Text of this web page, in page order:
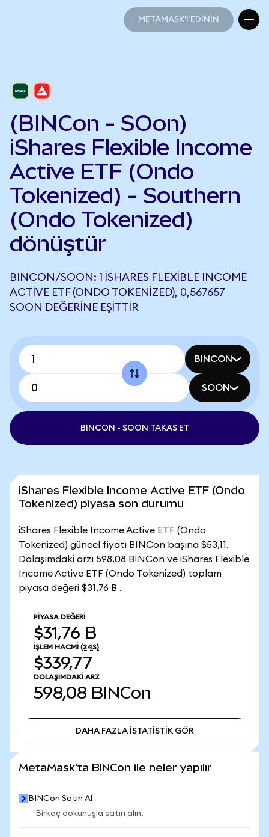
METAMASK'I EDİNİN
(BINCon - SOon)
iShares Flexible Income
Active ETF (Ondo
Tokenized) - Southern
(Ondo Tokenized)
dönüştür
BINCON/SOON: 1 ISHARES FLEXIBLE INCOME
ACTIVE ETF (ONDO TOKENIZED), 0,567657
SOON DEĞERINE EŞITTIR
BINCON
SOON
BINCON - SOON TAKAS ET
iShares Flexible Income Active ETF (Ondo
Tokenized) piyasa son durumu
iShares Flexible Income Active ETF (Ondo
Tokenized) güncel fiyatı BINCon başına $53,11.
Dolaşımdaki arzı 598,08 BINCon ve iShares Flexible
Income Active ETF (Ondo Tokenized) toplam
piyasa değeri $31,76 B .
PIYASA DEĞERI
$31,76 B
İŞLEM HACMI (24S)
$339,77
DOLAŞIMDAKI ARZ
598,08 BINCon
DAHA FAZLA İSTATİSTİK GÖR
MetaMask'ta BINCon ile neler yapılır
BINCon Satın Al
Birkaç dokunuşla satın alın.